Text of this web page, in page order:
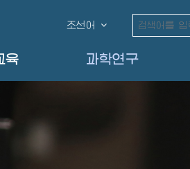
조선어
육 과학연구